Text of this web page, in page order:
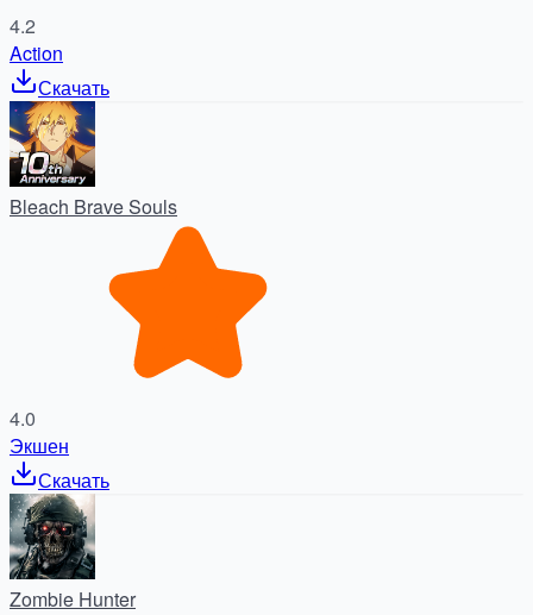
4.2
Action
Скачать
Bleach Brave Souls
4.0
Экшен
Скачать
Zombie Hunter